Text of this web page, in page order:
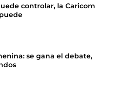
controlar, la Caricom
se gana el debate,